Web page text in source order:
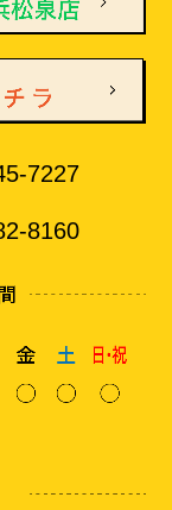
7227
8160